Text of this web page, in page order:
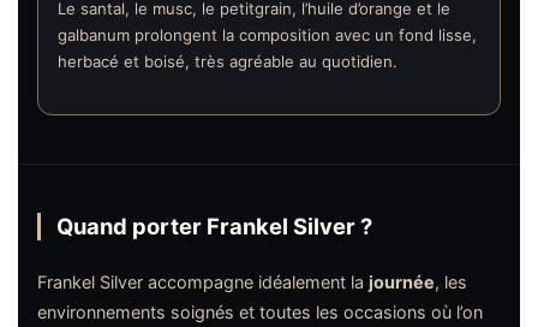
Le santal, le musc, le petitgrain, l’huile d’orange et le
galbanum prolongent la composition avec un fond lisse,
herbacé et boisé, très agréable au quotidien.
Quand porter Frankel Silver ?
Frankel Silver accompagne idéalement la journée, les
environnements soignés et toutes les occasions où l’on